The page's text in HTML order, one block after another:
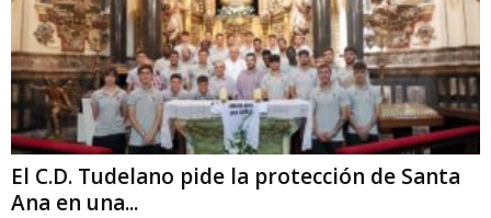
El C.D. Tudelano pide la protección de Santa
Ana en una...